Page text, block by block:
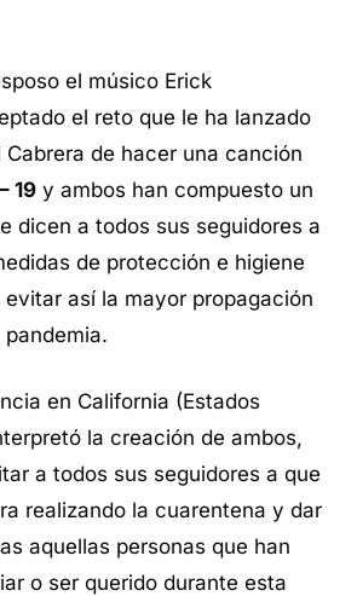
el músico Erick
el reto que le ha lanzado
Cabrera de hacer una canción
19 y ambos han compuesto un
dicen a todos sus seguidores a
de protección e higiene
así la mayor propagación
en California (Estados
la creación de ambos,
a todos sus seguidores a que
realizando la cuarentena y dar
aquellas personas que han
o ser querido durante esta